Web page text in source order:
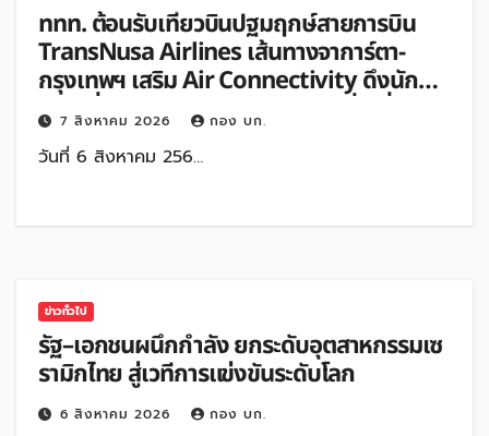
ททท. ต้อนรับเที่ยวบินปฐมฤกษ์สายการบิน
TransNusa Airlines เส้นทางจาการ์ตา-
กรุงเทพฯ เสริม Air Connectivity ดึงนัก
ท่องเที่ยวคุณภาพจากอินโดนีเซีย เริ่มเที่ยว
แรกบินแรก 6 สิงหาคมนี้
7 สิงหาคม 2026 กอง บก.
วันที่ 6 สิงหาคม 256…
ข่าวทั่วไป
รัฐ–เอกชนผนึกกำลัง ยกระดับอุตสาหกรรมเซ
รามิกไทย สู่เวทีการแข่งขันระดับโลก
6 สิงหาคม 2026 กอง บก.